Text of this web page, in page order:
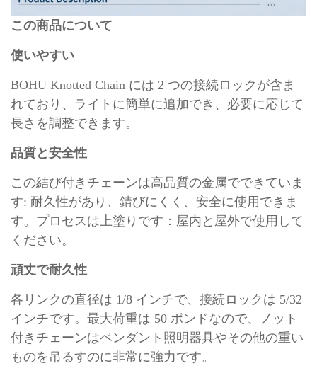
この商品について
使いやすい
BOHU Knotted Chain には 2 つの接続ロックが含ま
れており、ライトに簡単に追加でき、必要に応じて
長さを調整できます。
品質と安全性
この結び付きチェーンは高品質の金属でできていま
す: 耐久性があり、錆びにくく、安全に使用できま
す。プロセスは上塗りです：屋内と屋外で使用して
ください。
頑丈で耐久性
各リンクの直径は 1/8 インチで、接続ロックは 5/32
インチです。最大荷重は 50 ポンドなので、ノット
付きチェーンはペンダント照明器具やその他の重い
ものを吊るすのに非常に強力です。